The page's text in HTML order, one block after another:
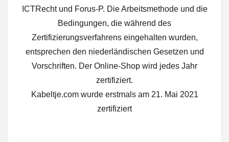
ICTRecht und Forus-P. Die Arbeitsmethode und die
Bedingungen, die während des
Zertifizierungsverfahrens eingehalten wurden,
entsprechen den niederländischen Gesetzen und
Vorschriften. Der Online-Shop wird jedes Jahr
zertifiziert.
Kabeltje.com wurde erstmals am 21. Mai 2021
zertifiziert